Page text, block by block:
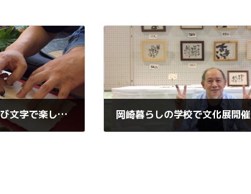
楽筆は味のある筆文字・ゆび文字で楽しむ世界です。 岡崎暮らしの学校で文化展開催